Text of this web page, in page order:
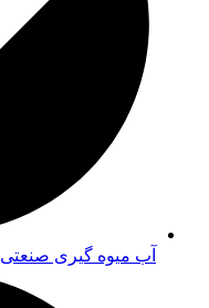
آب میوه گیری صنعتی